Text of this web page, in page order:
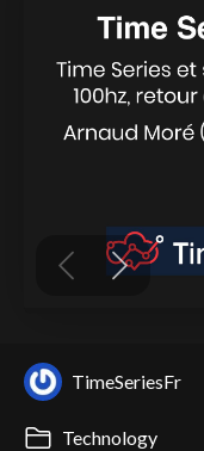
TimeSeriesFr
Technology